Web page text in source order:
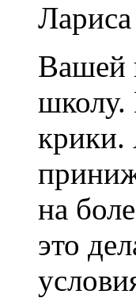
Лариса
Вашей
школу.
крики.
на
это